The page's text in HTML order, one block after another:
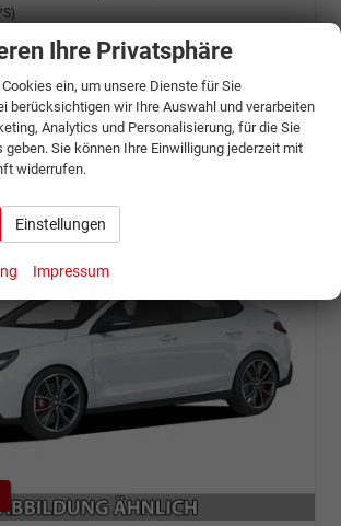
Details
5,70 l/100km
126,00 g/km
Ihre Privatsphäre
ein, um unsere Dienste für Sie
berücksichtigen wir Ihre Auswahl und verarbeiten
Analytics und Personalisierung, für die Sie
geben. Sie können Ihre Einwilligung jederzeit mit
widerrufen.
Einstellungen
Impressum